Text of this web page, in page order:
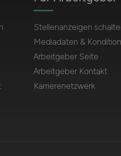
Stellenanzeigen
Mediadaten &
Arbeitgeber Seite
Arbeitgeber Kontakt
Karrierenetzwerk